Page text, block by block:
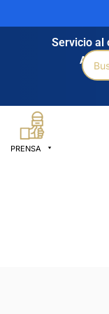
Servicio al
Buscar
por:
PRENSA